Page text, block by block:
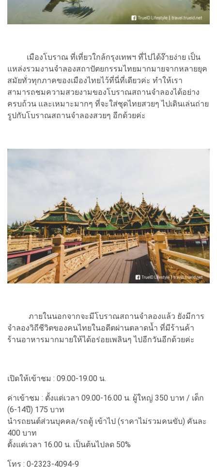
เมืองโบราณ ที่เที่ยวใกล้กรุงเทพฯ ที่ไปได้ง๊ายง่าย เป็น
แหล่งรวมงานจำลองสถาปัตยกรรมไทยมากมายจากหลายยุค
สมัยทั่วทุกภาคของเมืองไทยไว้ที่นี่ที่เดียวค่ะ ทำให้เรา
สามารถชมความสวยงามของโบราณสถานจำลองได้อย่าง
ครบถ้วน และเหมาะมากๆ ที่จะใส่ชุดไทยสวยๆ ไปเดินเล่นถ่าย
รูปกับโบราณสถานจำลองสวยๆ อีกด้วยค่ะ
ภายในนอกจากจะมีโบราณสถานจำลองแล้ว ยังมีการ
จำลองวิถีชีวิตของคนไทยในอดีตผ่านตลาดน้ำ ที่มีร้านค้า
ร้านอาหารมากมายให้ได้อร่อยเพลินๆ ไปอีกวันอีกด้วยค่ะ
เปิดให้เข้าชม : 09.00-19.00 น.
ค่าเข้าชม : ตั้งแต่เวลา 09.00-16.00 น. ผู้ใหญ่ 350 บาท / เด็ก
(6-14ปี) 175 บาท
นำรถยนต์ส่วนบุคคล/รถตู้ เข้าไป (ราคาไม่รวมคนขับ) คันละ
400 บาท
ตั้งแต่เวลา 16.00 น. เป็นต้นไปลด 50%
โทร : 0-2323-4094-9